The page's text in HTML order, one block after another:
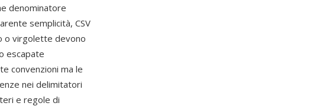
denominatore
semplicità, CSV
o virgolette devono
escapate
convenzioni ma le
nei delimitatori
e regole di